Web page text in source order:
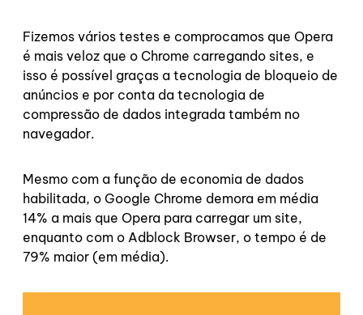
Fizemos vários testes e comprocamos que Opera
é mais veloz que o Chrome carregando sites, e
isso é possível graças a tecnologia de bloqueio de
anúncios e por conta da tecnologia de
compressão de dados integrada também no
navegador.
Mesmo com a função de economia de dados
habilitada, o Google Chrome demora em média
14% a mais que Opera para carregar um site,
enquanto com o Adblock Browser, o tempo é de
79% maior (em média).